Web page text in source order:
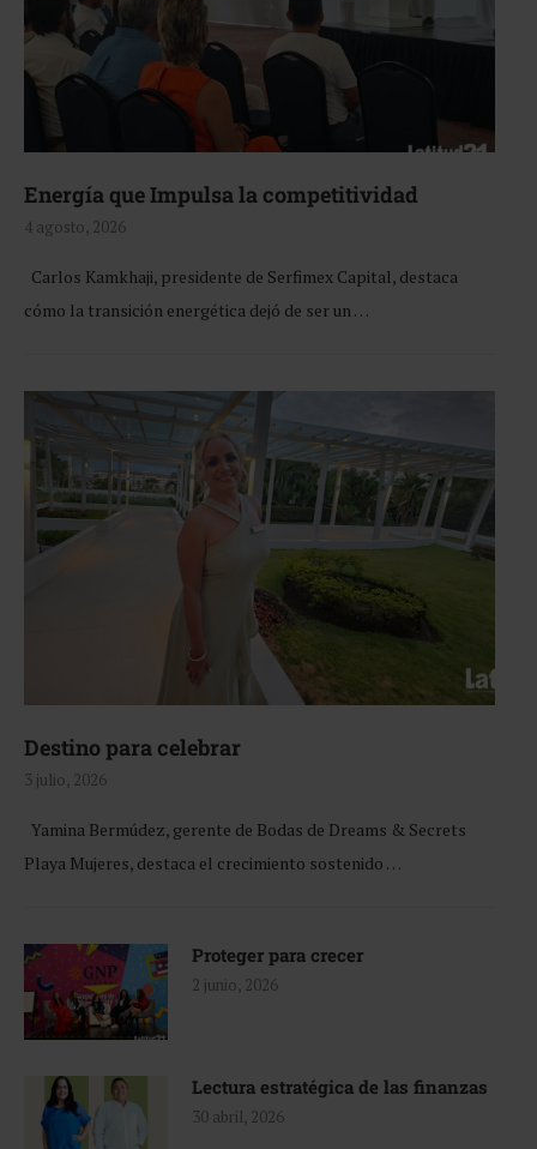
Energía que Impulsa la competitividad
4 agosto, 2026
Carlos Kamkhaji, presidente de Serfimex Capital, destaca
cómo la transición energética dejó de ser un …
Destino para celebrar
3 julio, 2026
Yamina Bermúdez, gerente de Bodas de Dreams & Secrets
Playa Mujeres, destaca el crecimiento sostenido …
Proteger para crecer
2 junio, 2026
Lectura estratégica de las finanzas
30 abril, 2026